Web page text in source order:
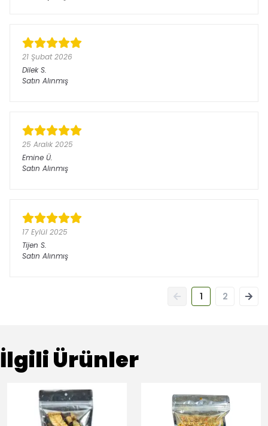
21 Şubat 2026
Dilek S.
Satın Alınmış
25 Aralık 2025
Emine Ü.
Satın Alınmış
17 Eylül 2025
Tijen S.
Satın Alınmış
1 2
İlgili Ürünler